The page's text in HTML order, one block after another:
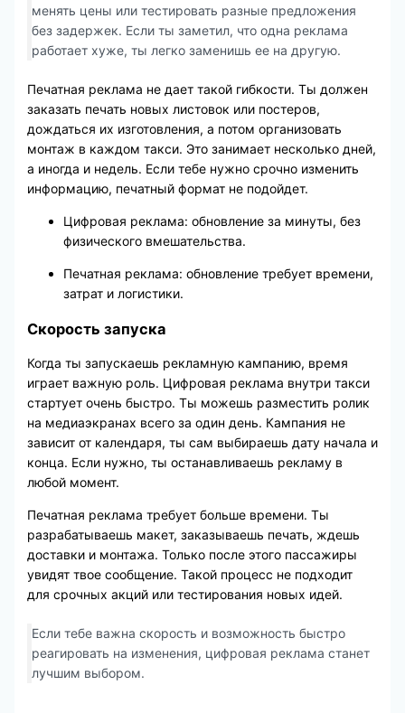
менять цены или тестировать разные предложения
без задержек. Если ты заметил, что одна реклама
работает хуже, ты легко заменишь ее на другую.
Печатная реклама не дает такой гибкости. Ты должен
заказать печать новых листовок или постеров,
дождаться их изготовления, а потом организовать
монтаж в каждом такси. Это занимает несколько дней,
а иногда и недель. Если тебе нужно срочно изменить
информацию, печатный формат не подойдет.
Цифровая реклама: обновление за минуты, без
физического вмешательства.
Печатная реклама: обновление требует времени,
затрат и логистики.
Скорость запуска
Когда ты запускаешь рекламную кампанию, время
играет важную роль. Цифровая реклама внутри такси
стартует очень быстро. Ты можешь разместить ролик
на медиаэкранах всего за один день. Кампания не
зависит от календаря, ты сам выбираешь дату начала и
конца. Если нужно, ты останавливаешь рекламу в
любой момент.
Печатная реклама требует больше времени. Ты
разрабатываешь макет, заказываешь печать, ждешь
доставки и монтажа. Только после этого пассажиры
увидят твое сообщение. Такой процесс не подходит
для срочных акций или тестирования новых идей.
Если тебе важна скорость и возможность быстро
реагировать на изменения, цифровая реклама станет
лучшим выбором.